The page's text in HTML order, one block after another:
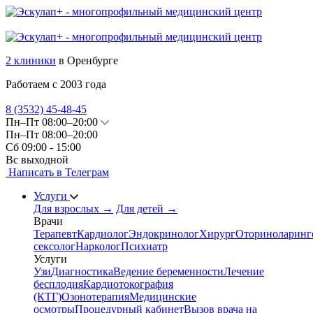
2 клиники в Оренбурге
Работаем с 2003 года
8 (3532) 45-48-45
Пн–Пт 08:00–20:00
Пн–Пт 08:00–20:00
Сб 09:00 - 15:00
Вс выходной
Написать в Телеграм
Услуги
Для взрослых → Для детей →
Врачи
ТерапевтКардиологЭндокринологХирург
сексологНаркологПсихиатр
Услуги
УзиДиагностикаВедение беременностиЛечение
бесплодияКардиотокография
(КТГ)ОзонотерапияМедицинские
осмотрыПроцедурный кабинетВызов врача на